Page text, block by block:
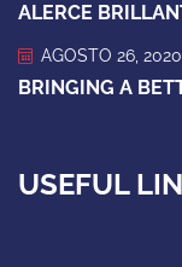
ALERCE
AGOSTO 26, 2020
BRINGING A
USEFUL